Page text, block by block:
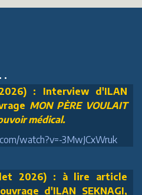
: Interview d'ILAN
MON PÈRE VOULAIT
médical.
watch?v=-3MwJCxWruk
2026) : à lire article
d'ILAN SEKNAGI,